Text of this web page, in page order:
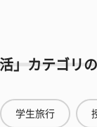
活」カテゴリ
学生旅行